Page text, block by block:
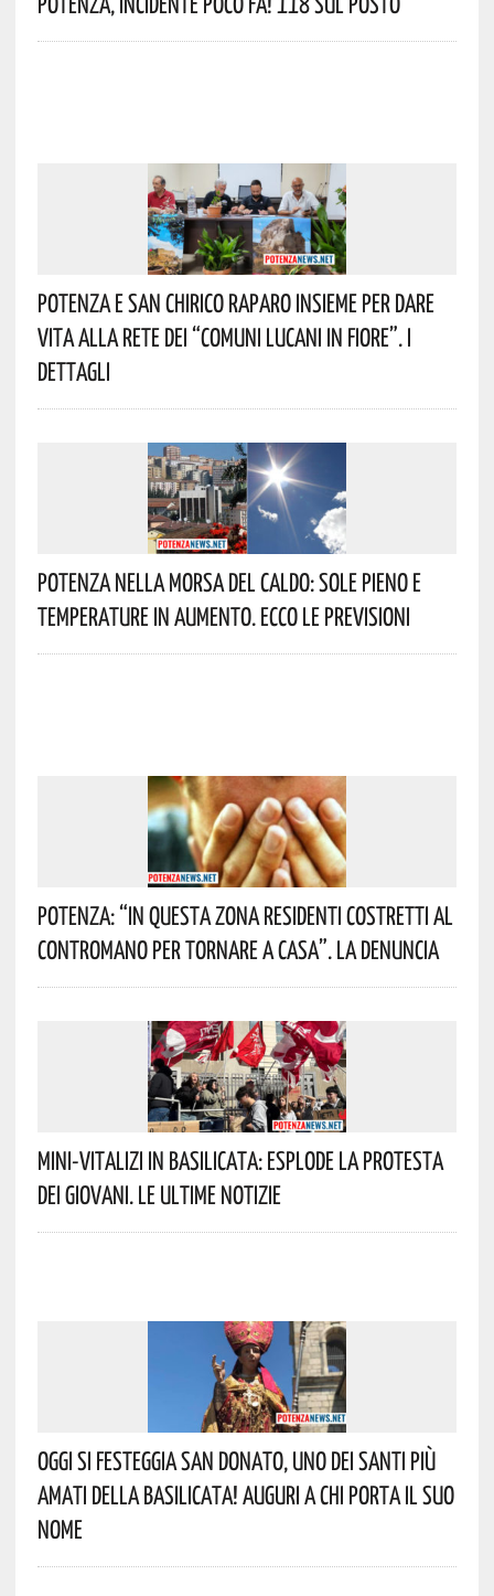
Potenza E San Chirico Raparo Insieme Per Dare
Vita Alla Rete Dei “Comuni Lucani In Fiore”. I
Dettagli
Potenza Nella Morsa Del Caldo: Sole Pieno E
Temperature In Aumento. Ecco Le Previsioni
Potenza: “In Questa Zona Residenti Costretti Al
Contromano Per Tornare A Casa”. La Denuncia
Mini-Vitalizi In Basilicata: Esplode La Protesta
Dei Giovani. Le Ultime Notizie
Oggi Si Festeggia San Donato, Uno Dei Santi Più
Amati Della Basilicata! Auguri A Chi Porta Il Suo
Nome